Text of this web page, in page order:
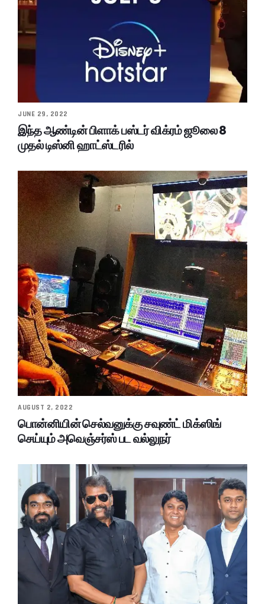
JUNE 29, 2022
இந்த ஆண்டின் பிளாக் பஸ்டர் விக்ரம் ஜூலை 8
முதல் டிஸ்னி ஹாட்ஸ்டரில்
AUGUST 2, 2022
பொன்னியின் செல்வனுக்கு சவுண்ட் மிக்ஸிங்
செய்யும் அவெஞ்சர்ஸ் பட வல்லுநர்